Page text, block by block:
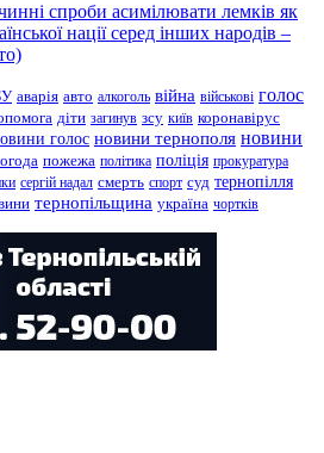
спроби асимілювати лемків як
нації серед інших народів –
аварія авто алкоголь війна військові голос
діти загинув зсу київ коронавірус
голос новини тернополя новини
пожежа політика поліція прокуратура
сергій надал смерть спорт суд тернопілля
тернопільщина україна чортків